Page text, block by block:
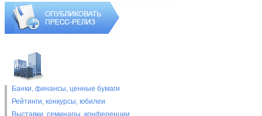
Банки, финансы, ценные бумаги
Рейтинги, конкурсы, юбилеи
Выставки, cеминары, конференции